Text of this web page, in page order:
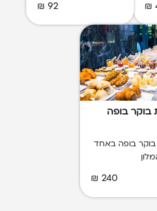
92 ₪
בוקר בופה
ארוחת בוקר בופה באחד
240 ₪